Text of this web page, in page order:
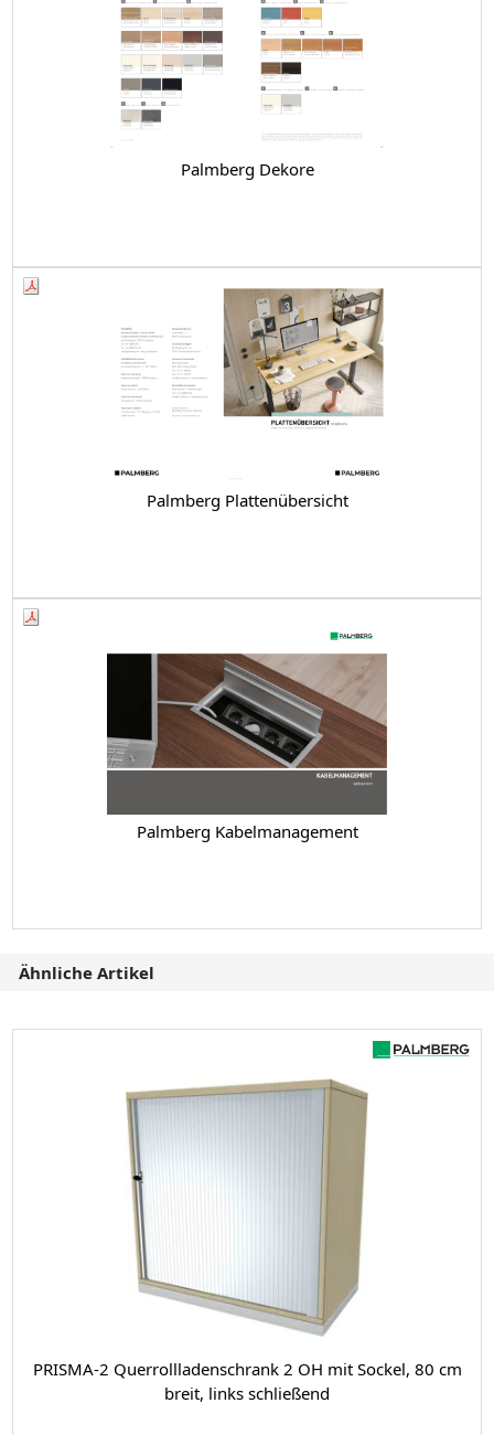
Palmberg Dekore
Palmberg Plattenübersicht
Palmberg Kabelmanagement
Ähnliche Artikel
PRISMA-2 Querrollladenschrank 2 OH mit Sockel, 80 cm
breit, links schließend